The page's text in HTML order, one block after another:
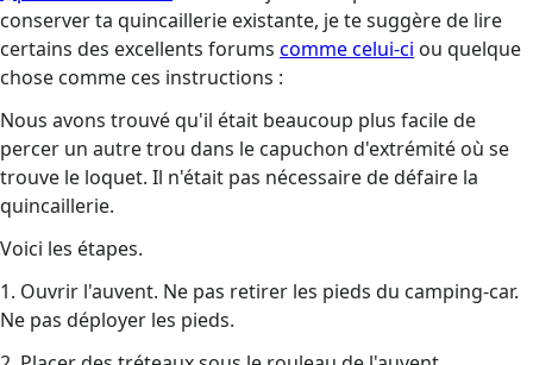
conserver ta quincaillerie existante, je te suggère de lire
certains des excellents forums comme celui-ci ou quelque
chose comme ces instructions :
Nous avons trouvé qu'il était beaucoup plus facile de
percer un autre trou dans le capuchon d'extrémité où se
trouve le loquet. Il n'était pas nécessaire de défaire la
quincaillerie.
Voici les étapes.
1. Ouvrir l'auvent. Ne pas retirer les pieds du camping-car.
Ne pas déployer les pieds.